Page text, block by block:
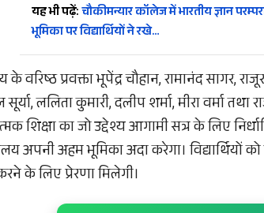
यह भी पढ़ें:चौकीमन्यार कॉलेज में भारतीय ज्ञान
भूमिका पर विद्यार्थियों ने रखे…
के वरिष्ठ प्रवक्ता भूपेंद्र चौहान, रामानंद सागर,
सूर्या, ललिता कुमारी, दलीप शर्मा, मीरा वर्मा
शिक्षा का जो उद्देश्य आगामी सत्र के लिए
अपनी अहम भूमिका अदा करेगा। विद्यार्थियों को
के लिए प्रेरणा मिलेगी।